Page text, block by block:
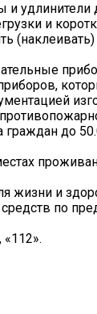
и удлинители
и
граждан до
жизни и
по